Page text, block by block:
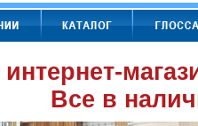
Все в